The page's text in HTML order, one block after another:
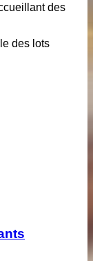
des
des lots